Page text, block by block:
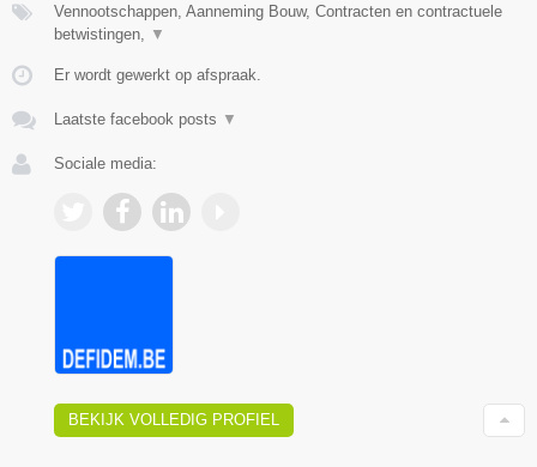
Vennootschappen, Aanneming Bouw, Contracten en contractuele
betwistingen,
▼
Er wordt gewerkt op afspraak.
Laatste facebook posts ▼
Sociale media:
BEKIJK VOLLEDIG PROFIEL